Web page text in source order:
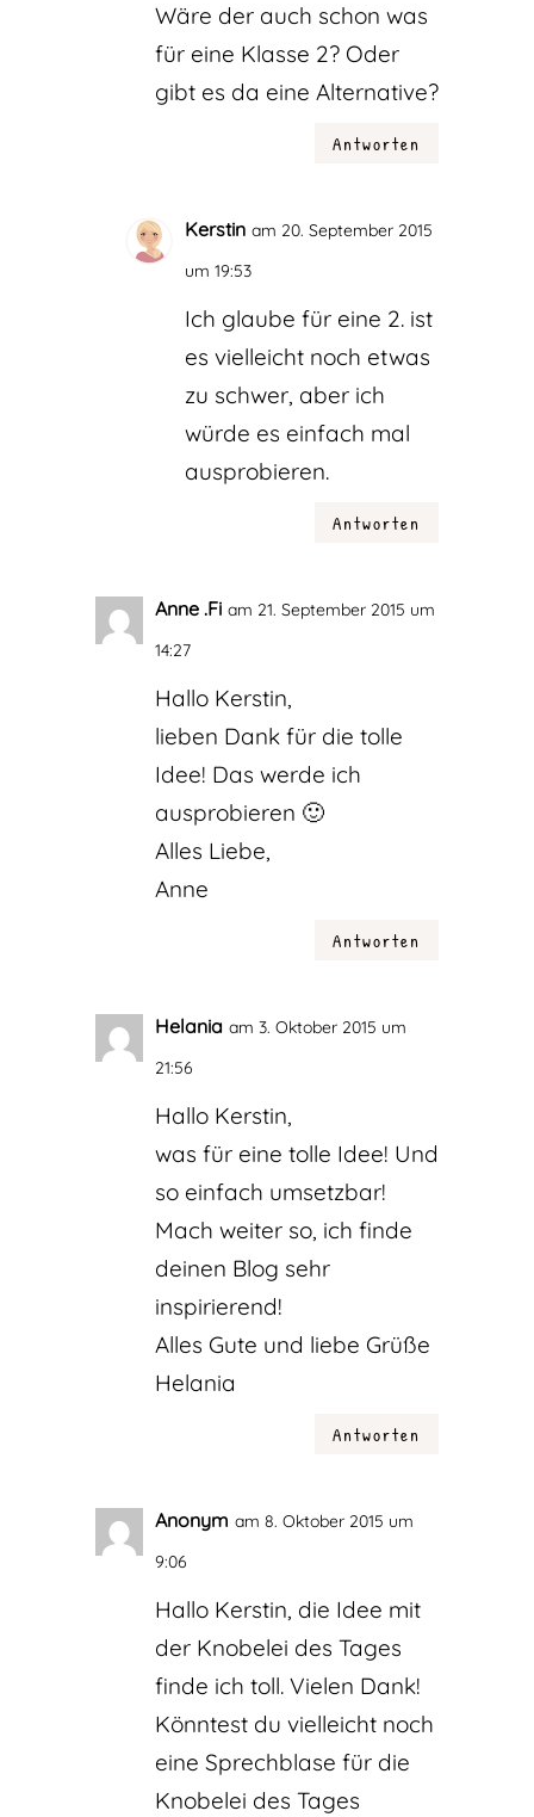
Wäre der auch schon was
für eine Klasse 2? Oder
gibt es da eine Alternative?
Antworten
Kerstin am 20. September 2015
um 19:53
Ich glaube für eine 2. ist
es vielleicht noch etwas
zu schwer, aber ich
würde es einfach mal
ausprobieren.
Antworten
Anne .Fi am 21. September 2015 um
14:27
Hallo Kerstin,
lieben Dank für die tolle
Idee! Das werde ich
ausprobieren 🙂
Alles Liebe,
Anne
Antworten
Helania am 3. Oktober 2015 um
21:56
Hallo Kerstin,
was für eine tolle Idee! Und
so einfach umsetzbar!
Mach weiter so, ich finde
deinen Blog sehr
inspirierend!
Alles Gute und liebe Grüße
Helania
Antworten
Anonym am 8. Oktober 2015 um
9:06
Hallo Kerstin, die Idee mit
der Knobelei des Tages
finde ich toll. Vielen Dank!
Könntest du vielleicht noch
eine Sprechblase für die
Knobelei des Tages